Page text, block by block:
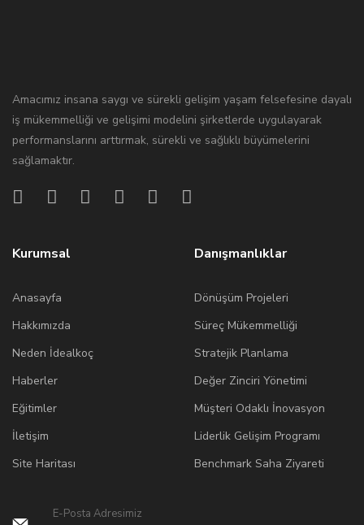
Amacımız insana saygı ve sürekli gelişim yaşam felsefesine dayalı
iş mükemmelliği ve gelişimi modelini şirketlerde uygulayarak
performanslarını arttırmak, sürekli ve sağlıklı büyümelerini
sağlamaktır.
Kurumsal
Anasayfa
Hakkımızda
Neden İdealkoç
Haberler
Eğitimler
İletişim
Site Haritası
Danışmanlıklar
Dönüşüm Projeleri
Süreç Mükemmelliği
Stratejik Planlama
Değer Zinciri Yönetimi
Müşteri Odaklı İnovasyon
Liderlik Gelişim Programı
Benchmark Saha Ziyareti
E-Posta Adresimiz